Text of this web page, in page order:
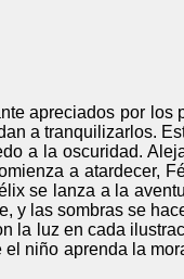
apreciados por los
a tranquilizarlos.
a la oscuridad.
a atardecer,
se lanza a la
las sombras se
la luz en cada
niño aprenda la